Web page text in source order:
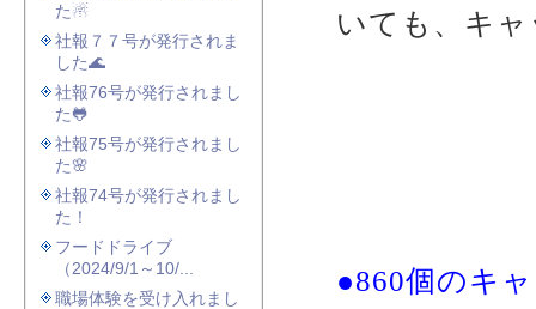
いても、キ
●860個のキ
た☃
社報７７号が発行されま
した🌊
社報76号が発行されまし
た🐸
社報75号が発行されまし
た🌸
社報74号が発行されまし
た！
フードドライブ
（2024/9/1～10/...
職場体験を受け入れまし